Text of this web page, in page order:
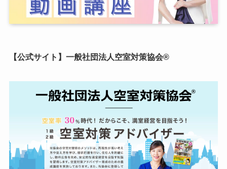
【公式サイト】一般社団法人空室対策協会®︎